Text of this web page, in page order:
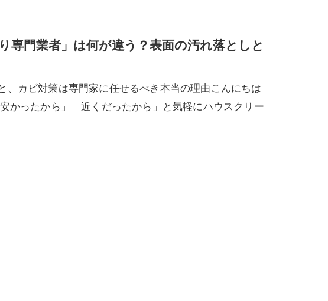
専門業者」は何が違う？表面の汚れ落としと
、カビ対策は専門家に任せるべき本当の理由こんにちは
かったから」「近くだったから」と気軽にハウスクリー